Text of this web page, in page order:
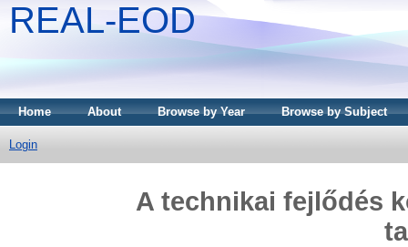
REAL-EOD
Home About Browse by Year Browse by Subject
Login
A technikai fejlődés